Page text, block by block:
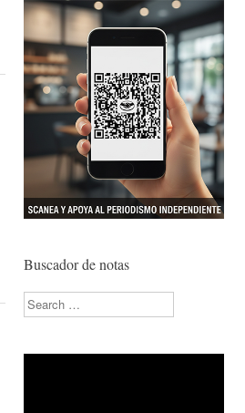
Buscador de notas
Search